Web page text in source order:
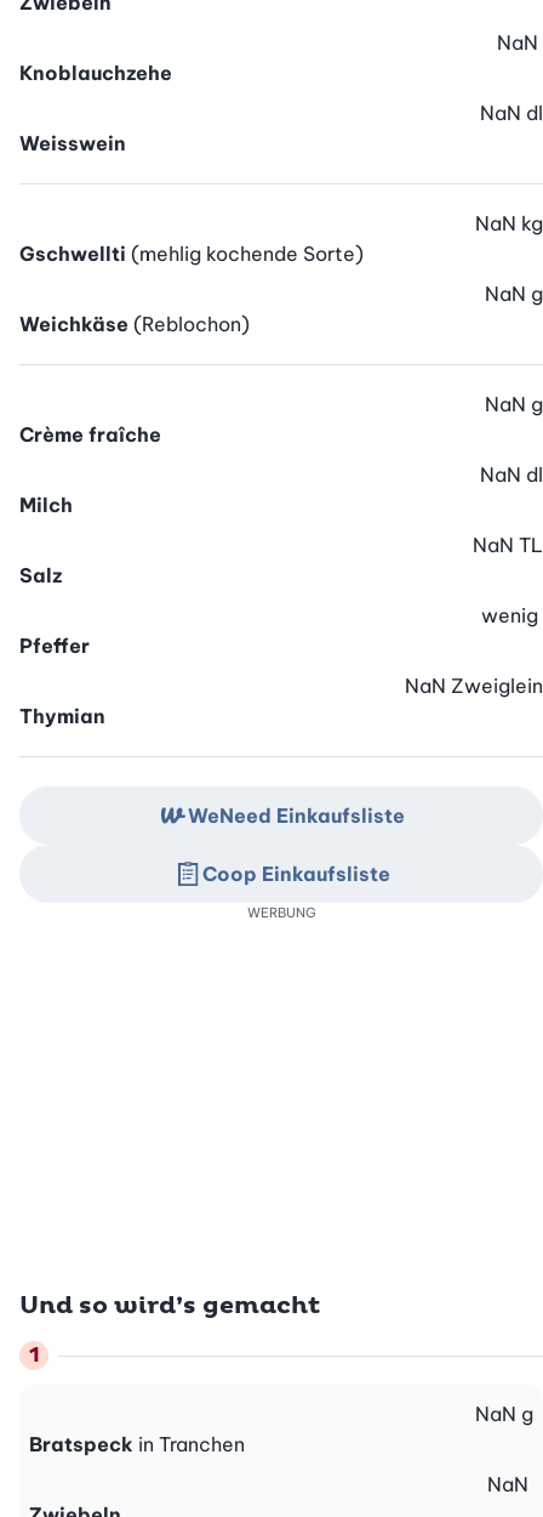
Knoblauchzehe
NaN
Weisswein
NaN dl
Gschwellti (mehlig kochende Sorte)
NaN kg
Weichkäse (Reblochon)
NaN g
Crème fraîche
NaN g
Milch
NaN dl
Salz
NaN TL
Pfeffer
wenig
Thymian
NaN Zweiglein
Und so wird’s gemacht
Bratspeck in Tranchen
NaN g
NaN
WeNeed Einkaufsliste
Coop Einkaufsliste
WERBUNG